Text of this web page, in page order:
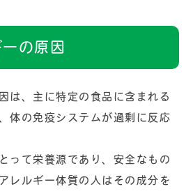
の原因
は、主に特定の食品に含まれる
体の免疫システムが過剰に反応
って栄養源であり、安全なもの
レルギー体質の人はその成分を